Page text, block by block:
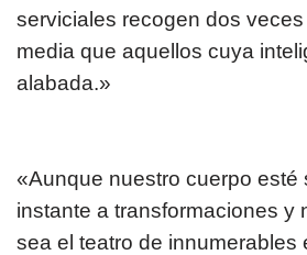
serviciales recogen dos
media que aquellos cuya
alabada.»
«Aunque nuestro cuerpo esté
instante a transformaciones y
sea el teatro de innumerables